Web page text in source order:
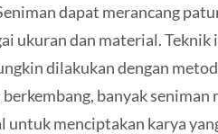
dapat merancang
ukuran dan material.
dilakukan dengan
banyak
untuk menciptakan karya